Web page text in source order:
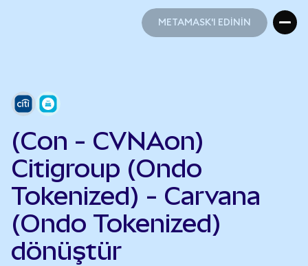
METAMASK'I EDİNİN
(Con - CVNAon)
Citigroup (Ondo
Tokenized) - Carvana
(Ondo Tokenized)
dönüştür